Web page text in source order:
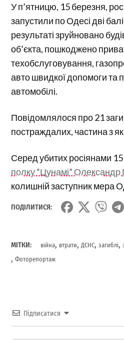
У п’ятницю, 15 березня,
запустили по Одесі дві
результаті зруйновано
об’єкта, пошкоджено
техобслуговування,
авто швидкої допомоги та
автомобілі.
Повідомлялося про 21
постраждалих, частина з
Серед убитих росіянами
полку “Цунамі”
колишній заступник мера
ПОДІЛИТИСЯ:
МІТКИ: війна, втрати,ДСНС,загиблі,
,Фоторепортаж
Підписатися